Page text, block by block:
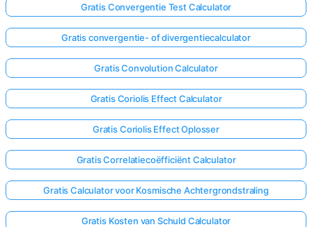
Gratis Convergentie Test Calculator
Gratis convergentie- of divergentiecalculator
Gratis Convolution Calculator
Gratis Coriolis Effect Calculator
Gratis Coriolis Effect Oplosser
Gratis Correlatiecoëfficiënt Calculator
Gratis Calculator voor Kosmische Achtergrondstraling
Gratis Kosten van Schuld Calculator